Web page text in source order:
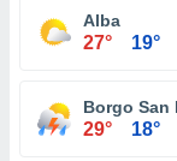
Alba
27° 19°
Borgo San
29° 18°